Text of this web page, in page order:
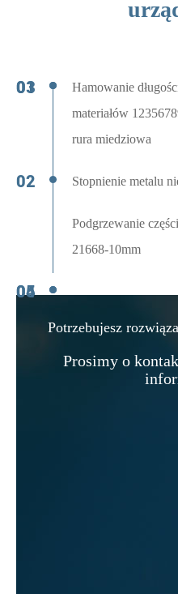
Hamowanie
materiałów
rura miedziowa
Stopnienie metalu
Podgrzewanie części
21668-10mm
Potrzebujesz
Prosimy o